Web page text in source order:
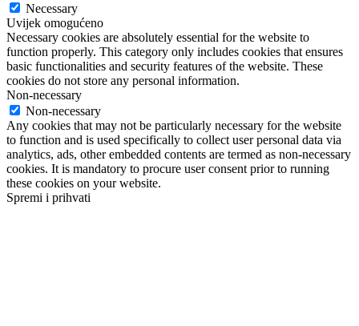
Necessary
Uvijek omogućeno
Necessary cookies are absolutely essential for the website to
function properly. This category only includes cookies that ensures
basic functionalities and security features of the website. These
cookies do not store any personal information.
Non-necessary
Non-necessary
Any cookies that may not be particularly necessary for the website
to function and is used specifically to collect user personal data via
analytics, ads, other embedded contents are termed as non-necessary
cookies. It is mandatory to procure user consent prior to running
these cookies on your website.
Spremi i prihvati